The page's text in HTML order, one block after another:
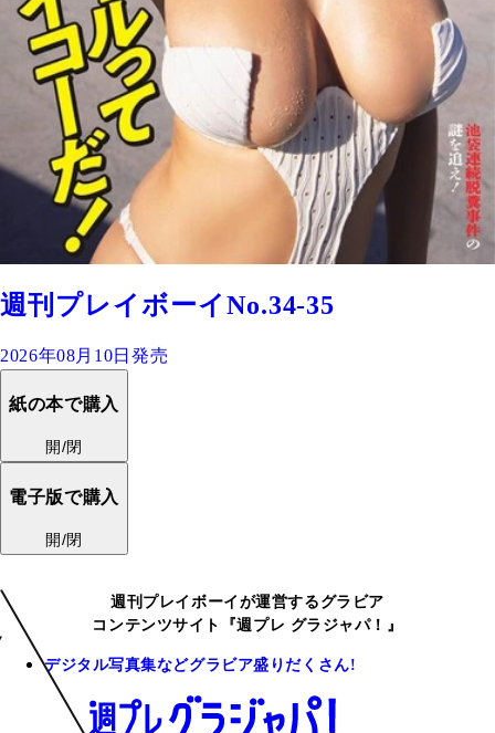
週刊プレイボーイNo.34-35
2026年08月10日発売
紙の本で購入
開/閉
電子版で購入
開/閉
週刊プレイボーイが運営するグラビア
コンテンツサイト『週プレ グラジャパ！』
デジタル写真集などグラビア盛りだくさん!